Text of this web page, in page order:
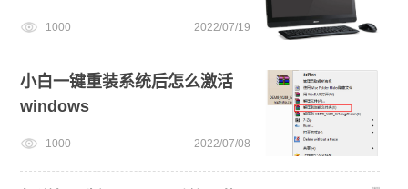
1000 2022/07/19
小白一键重装系统后怎么激活
windows
1000 2022/07/08